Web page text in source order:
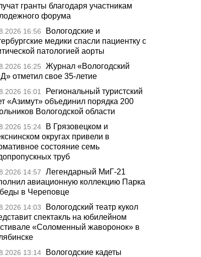
гранты благодаря участникам
форума
16:56
Вологодские и
медики спасли пациентку с
патологией аорты
16:25
Журнал «Вологодский
отметил свое 35-летие
16:01
Региональный туристский
«Азимут» объединил порядка 200
Вологодской области
15:24
В Грязовецком и
округах привели в
состояние семь
труб
14:57
Легендарный МиГ-21
авиационную коллекцию Парка
в Череповце
14:03
Вологодский театр кукол
спектакль на юбилейном
«Соломенный жаворонок» в
13:14
Вологодские кадеты